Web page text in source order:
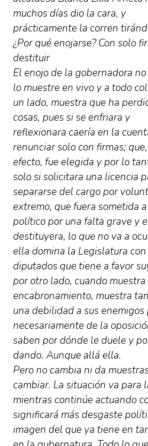
muchos días dio la cara, y
prácticamente la corren
¿Por qué enojarse? Con solo
destituir
El enojo de la gobernadora
lo muestre en vivo y a todo
un lado, muestra que ha
cosas, pues si se enfriara y
reflexionara caería en la
renunciar solo con firmas;
efecto, fue elegida y por lo
solo si solicitara una licencia
separarse del cargo por
extremo, que fuera sometida
político por una falta grave y
destituyera, lo que no va a
ella domina la Legislatura
diputados que tiene a favor
por otro lado, cuando
encabronamiento, muestra
una debilidad a sus
necesariamente de la
saben por dónde le duele y
dando. Aunque allá ella.
Pero no cambia ni da
cambiar. La situación va para
mientras continúe actuando
significará más desgaste
imagen del que ya tiene en